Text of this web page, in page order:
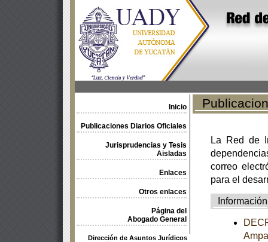
Inicio
Publicaciones Diarios Oficiales
Jurisprudencias y Tesis
Aisladas
Enlaces
Otros enlaces
Página del
Abogado General
Dirección de Asuntos Jurídicos
La Red de
correo
para el
Información